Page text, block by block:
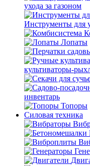
ухода за газоном
Инструменты для
Лопаты
культиваторы-
инвентарь
Топоры
Силовая техника